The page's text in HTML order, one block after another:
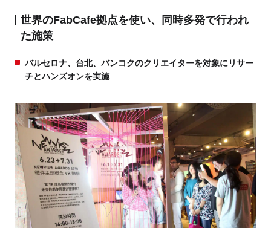
世界のFabCafe拠点を使い、同時多発で行われ
た施策
バルセロナ、台北、バンコクのクリエイターを対象にリサー
チとハンズオンを実施